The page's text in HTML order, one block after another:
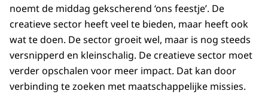
noemt de middag gekscherend ‘ons feestje’. De
creatieve sector heeft veel te bieden, maar heeft ook
wat te doen. De sector groeit wel, maar is nog steeds
versnipperd en kleinschalig. De creatieve sector moet
verder opschalen voor meer impact. Dat kan door
verbinding te zoeken met maatschappelijke missies.